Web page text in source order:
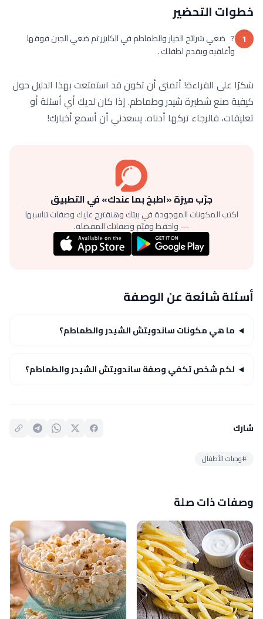
خطوات التحضير
1 ? ضعي شرائح الخيار والطماطم في الكايزر ثم ضعي الجبن فوقها
وأغلقيه ويقدم لطفلك .
شكرًا على القراءة! أتمنى أن تكون قد استمتعت بهذا الدليل حول
كيفية صنع شطيرة شيدر وطماطم. إذا كان لديك أي أسئلة أو
تعليقات، فالرجاء تركها أدناه. يسعدني أن أسمع أخبارك!
جرّب ميزة «اطبخ بما عندك» في التطبيق
اكتب المكونات الموجودة في بيتك وهنقترح عليك وصفات تناسبها
— واحفظ وقيّم وصفاتك المفضلة.
أسئلة شائعة عن الوصفة
ما هي مكونات ساندويتش الشيدر والطماطم؟
لكم شخص تكفي وصفة ساندويتش الشيدر والطماطم؟
شارك
#وجبات الأطفال
وصفات ذات صلة